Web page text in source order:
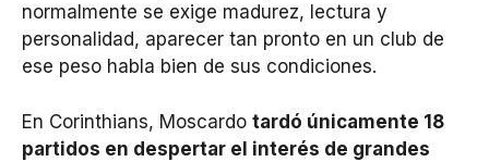
normalmente se exige madurez, lectura y
personalidad, aparecer tan pronto en un club de
ese peso habla bien de sus condiciones.
En Corinthians, Moscardo tardó únicamente 18
partidos en despertar el interés de grandes